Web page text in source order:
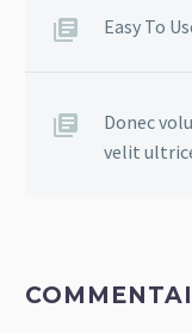
Easy To
Donec
velit